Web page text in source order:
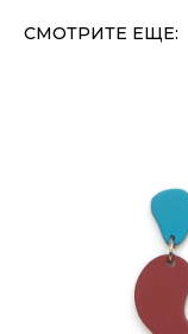
СМОТРИТЕ ЕЩЕ: